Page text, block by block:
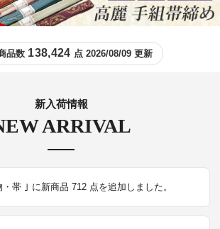
品数 138,424 点 2026/08/09 更新
ARRIVAL
新入荷情報
・帯 ｣ に新商品 712 点を追加しました。